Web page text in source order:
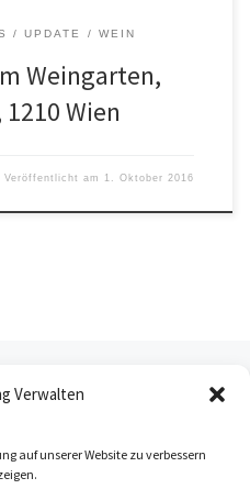
Verwalten
auf unserer Website zu verbessern
UPDATE WEIN
Weingarten,
Wien
Veröffentlicht am 1. Oktober 2016
2 3